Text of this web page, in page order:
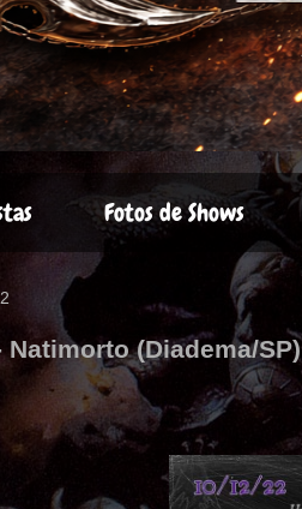
Fotos de Shows
Natimorto (Diadema/SP)